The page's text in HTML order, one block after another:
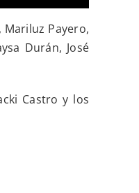
Payero,
Durán, José
Castro y los